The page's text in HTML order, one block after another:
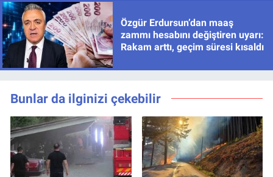
Özgür Erdursun’dan maaş
zammı hesabını değiştiren uyarı:
Rakam arttı, geçim süresi kısaldı
Bunlar da ilginizi çekebilir